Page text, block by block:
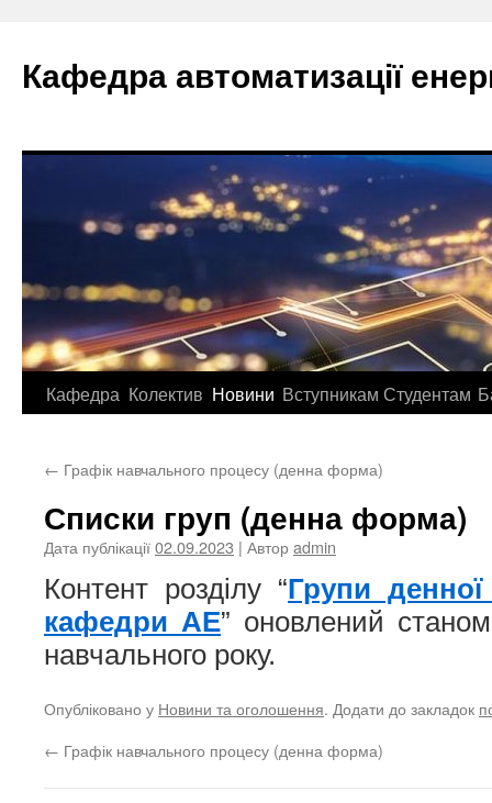
вмісту
Кафедра автоматизації
Кафедра Колектив Новини Вступникам Студентам
← Графік навчального процесу (денна форма)
Списки груп (денна форма)
Дата публікації02.09.2023 | Авторadmin
Контент розділу “Групи
кафедри АЕ” оновлений
навчального року.
Опубліковано у Новини та оголошення. Додати до закладок
← Графік навчального процесу (денна форма)